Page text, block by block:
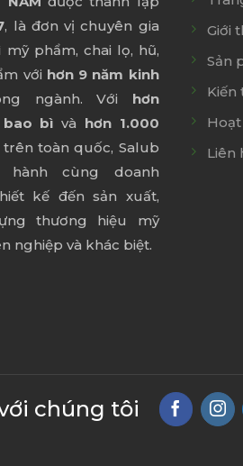
, là đơn vị chuyên gia
phẩm, chai lọ, hũ,
với hơn 9 năm kinh
ngành. Với hơn
bao bì và hơn 1.000
trên toàn quốc, Salub
hành cùng doanh
kế đến sản xuất,
thương hiệu mỹ
nghiệp và khác biệt.
Giới
Sản
Kiến
Liên
chúng tôi